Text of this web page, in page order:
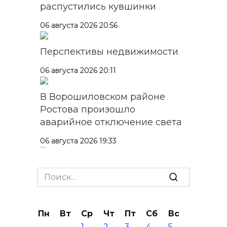
распустились кувшинки
06 августа 2026 20:56
Перспективы недвижимости
06 августа 2026 20:11
В Ворошиловском районе
Ростова произошло
аварийное отключение света
06 августа 2026 19:33
Шахбокс, падел и пилон: в
Ростовской области
06 августа 2026 19:30
Search
for:
Пн Вт Ср Чт Пт Сб
Вс